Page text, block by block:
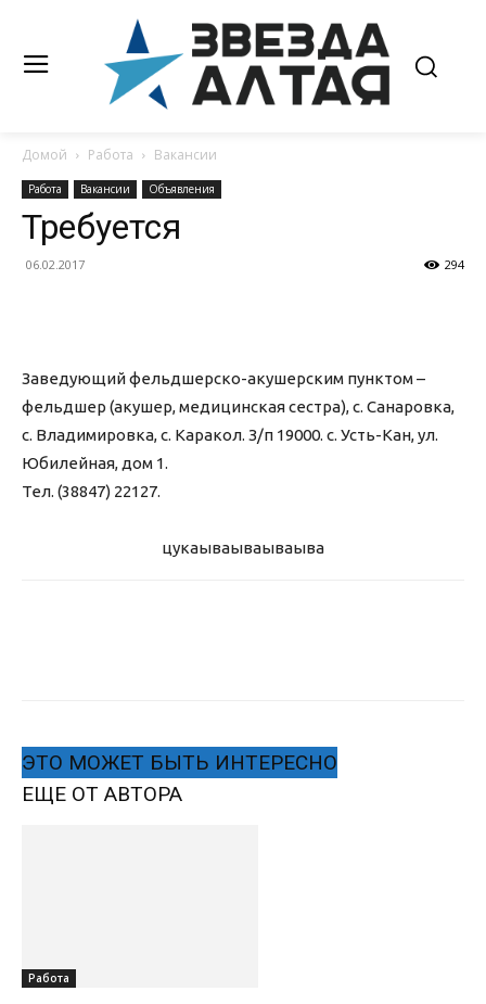
Домой Работа Вакансии
Работа Вакансии Объявления
Требуется
06.02.2017 294
Заведующий фельдшерско-акушерским пунктом –
фельдшер (акушер, медицинская сестра), с. Санаровка,
с. Владимировка, с. Каракол. З/п 19000. с. Усть-Кан, ул.
Юбилейная, дом 1.
Тел. (38847) 22127.
цукаываываываыва
ЭТО МОЖЕТ БЫТЬ ИНТЕРЕСНО
ЕЩЕ ОТ АВТОРА
Работа